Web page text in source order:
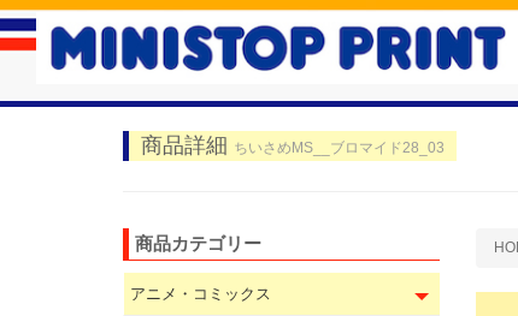
商品詳細 ちいさめMS__ブロマイド28_03
商品カテゴリー
アニメ・コミックス